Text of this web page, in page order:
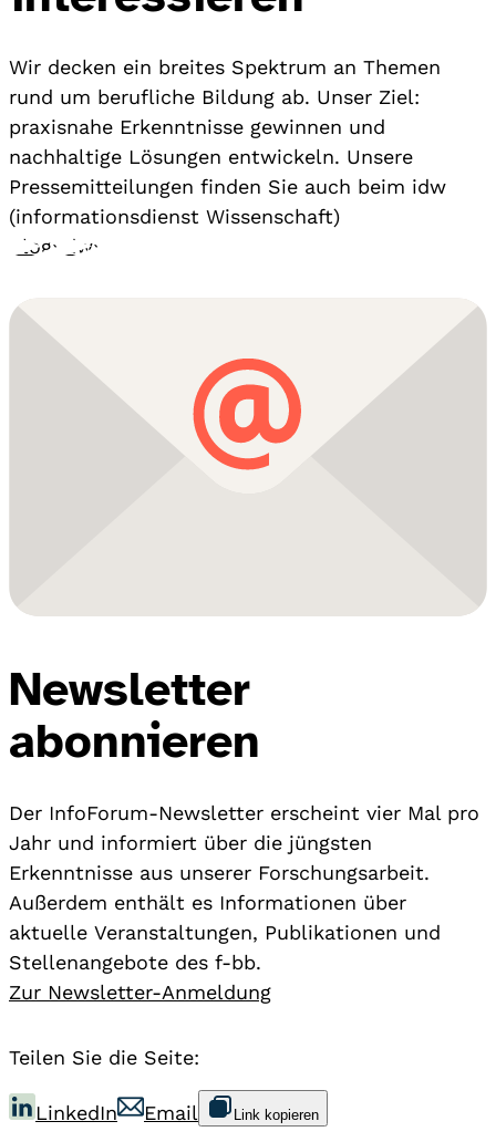
Wir decken ein breites Spektrum an Themen
rund um berufliche Bildung ab. Unser Ziel:
praxisnahe Erkenntnisse gewinnen und
nachhaltige Lösungen entwickeln. Unsere
Pressemitteilungen finden Sie auch beim idw
(informationsdienst Wissenschaft)
Blog› idw›
Newsletter
abonnieren
Der InfoForum-Newsletter erscheint vier Mal pro
Jahr und informiert über die jüngsten
Erkenntnisse aus unserer Forschungsarbeit.
Außerdem enthält es Informationen über
aktuelle Veranstaltungen, Publikationen und
Stellenangebote des f-bb.
Zur Newsletter-Anmeldung
Teilen Sie die Seite:
LinkedIn Email Link kopieren